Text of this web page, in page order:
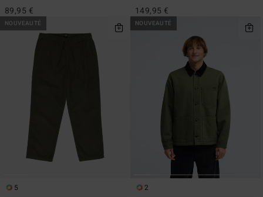
89,95 € 149,95 €
NOUVEAUTÉ
5
NOUVEAUTÉ
2